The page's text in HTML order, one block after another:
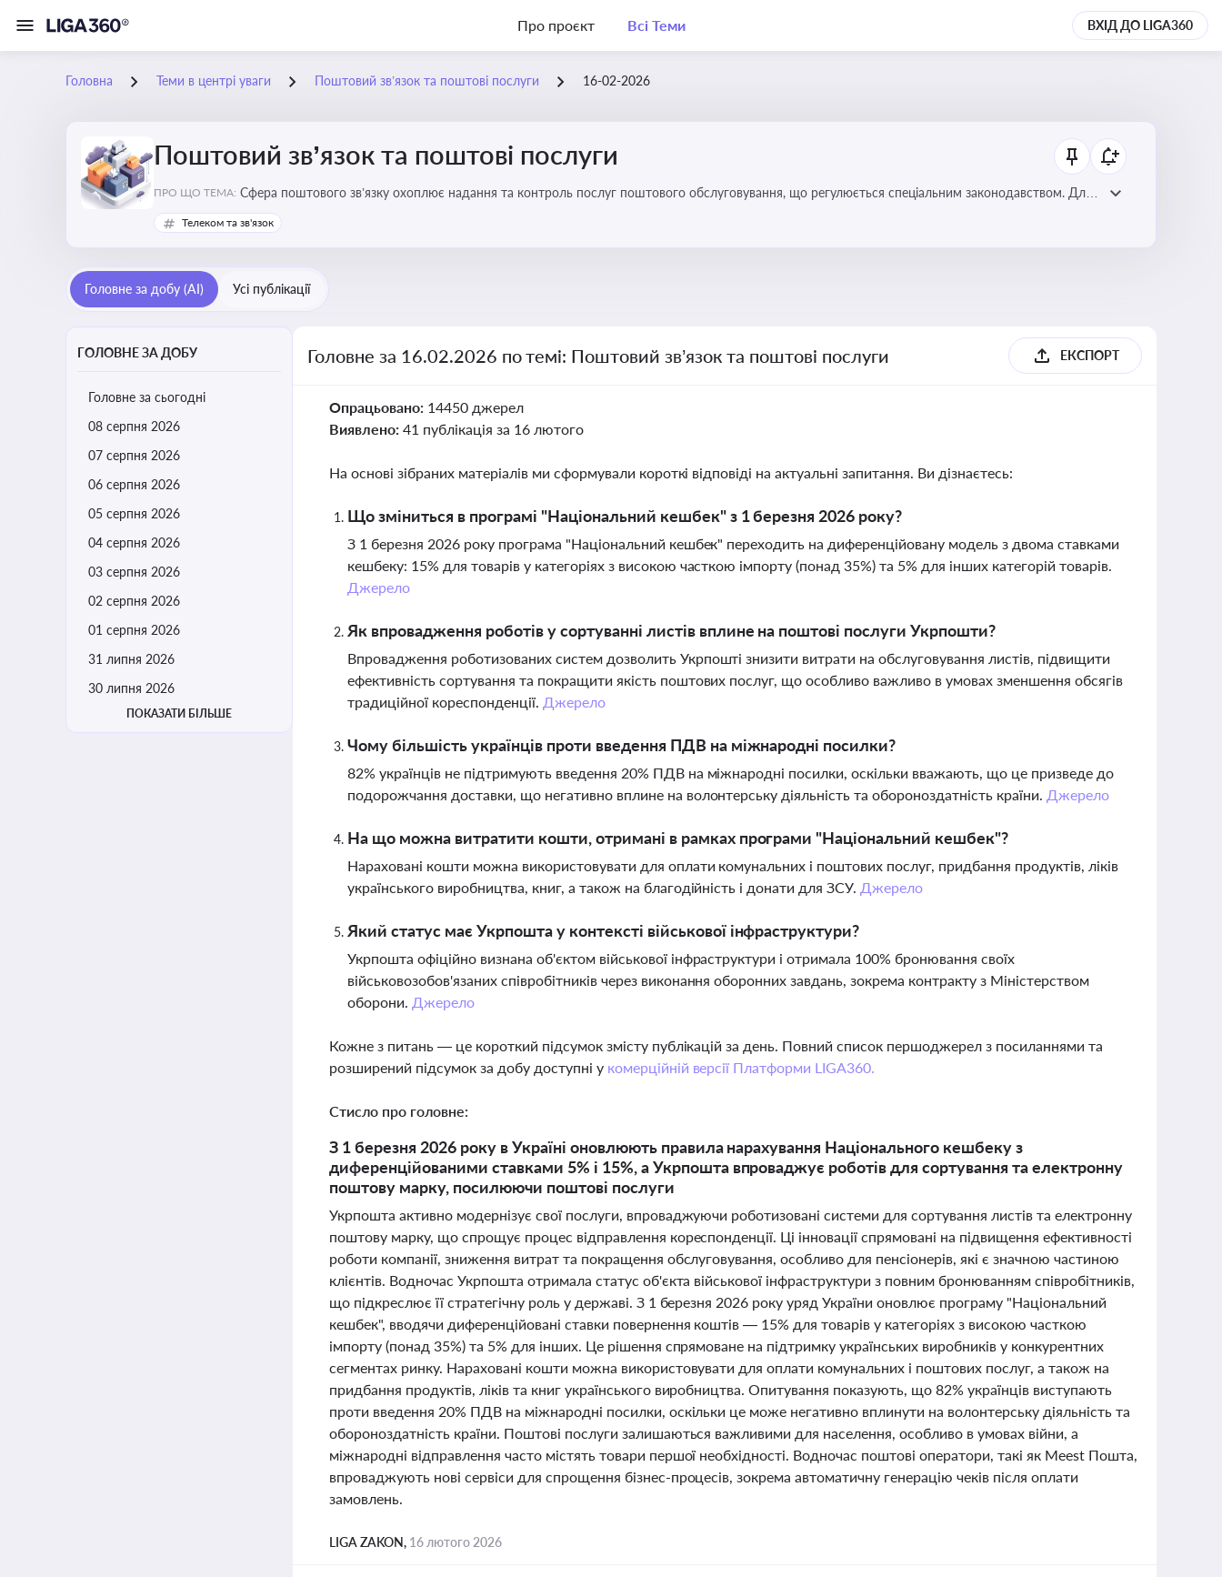
Про проєкт Всі Теми ВХІД ДО LIGA360
Головна Теми в центрі уваги Поштовий зв’язок та поштові послуги 16-02-2026
Поштовий зв’язок та поштові послуги
ПРО ЩО ТЕМА: Сфера поштового зв’язку охоплює надання та контроль послуг поштового обслуговування, що регулюється спеціальним законодавством. Для
бізнесу та юристів це важливо для дотримання ліцензійних умов, участі в державних реєстрах і забезпечення прав споживачів.
Телеком та зв'язок
Головне за добу (AI) Усі публікації
ГОЛОВНЕ ЗА ДОБУ
Головне за сьогодні
08 серпня 2026
07 серпня 2026
06 серпня 2026
05 серпня 2026
04 серпня 2026
03 серпня 2026
02 серпня 2026
01 серпня 2026
31 липня 2026
30 липня 2026
ПОКАЗАТИ БІЛЬШЕ
Головне за 16.02.2026 по темі: Поштовий зв’язок та поштові послуги ЕКСПОРТ
Опрацьовано: 14450 джерел
Виявлено: 41 публікація за 16 лютого
На основі зібраних матеріалів ми сформували короткі відповіді на актуальні запитання. Ви дізнаєтесь:
Що зміниться в програмі "Національний кешбек" з 1 березня 2026 року?
З 1 березня 2026 року програма "Національний кешбек" переходить на диференційовану модель з двома ставками
кешбеку: 15% для товарів у категоріях з високою часткою імпорту (понад 35%) та 5% для інших категорій товарів.
Джерело
Як впровадження роботів у сортуванні листів вплине на поштові послуги Укрпошти?
Впровадження роботизованих систем дозволить Укрпошті знизити витрати на обслуговування листів, підвищити
ефективність сортування та покращити якість поштових послуг, що особливо важливо в умовах зменшення обсягів
традиційної кореспонденції. Джерело
Чому більшість українців проти введення ПДВ на міжнародні посилки?
82% українців не підтримують введення 20% ПДВ на міжнародні посилки, оскільки вважають, що це призведе до
подорожчання доставки, що негативно вплине на волонтерську діяльність та обороноздатність країни. Джерело
На що можна витратити кошти, отримані в рамках програми "Національний кешбек"?
Нараховані кошти можна використовувати для оплати комунальних і поштових послуг, придбання продуктів, ліків
українського виробництва, книг, а також на благодійність і донати для ЗСУ. Джерело
Який статус має Укрпошта у контексті військової інфраструктури?
Укрпошта офіційно визнана об'єктом військової інфраструктури і отримала 100% бронювання своїх
військовозобов'язаних співробітників через виконання оборонних завдань, зокрема контракту з Міністерством
оборони. Джерело
Кожне з питань — це короткий підсумок змісту публікацій за день. Повний список першоджерел з посиланнями та
розширений підсумок за добу доступні у комерційній версії Платформи LIGA360.
Стисло про головне:
З 1 березня 2026 року в Україні оновлюють правила нарахування Національного кешбеку з
диференційованими ставками 5% і 15%, а Укрпошта впроваджує роботів для сортування та електронну
поштову марку, посилюючи поштові послуги
Укрпошта активно модернізує свої послуги, впроваджуючи роботизовані системи для сортування листів та електронну
поштову марку, що спрощує процес відправлення кореспонденції. Ці інновації спрямовані на підвищення ефективності
роботи компанії, зниження витрат та покращення обслуговування, особливо для пенсіонерів, які є значною частиною
клієнтів. Водночас Укрпошта отримала статус об'єкта військової інфраструктури з повним бронюванням співробітників,
що підкреслює її стратегічну роль у державі. З 1 березня 2026 року уряд України оновлює програму "Національний
кешбек", вводячи диференційовані ставки повернення коштів — 15% для товарів у категоріях з високою часткою
імпорту (понад 35%) та 5% для інших. Це рішення спрямоване на підтримку українських виробників у конкурентних
сегментах ринку. Нараховані кошти можна використовувати для оплати комунальних і поштових послуг, а також на
придбання продуктів, ліків та книг українського виробництва. Опитування показують, що 82% українців виступають
проти введення 20% ПДВ на міжнародні посилки, оскільки це може негативно вплинути на волонтерську діяльність та
обороноздатність країни. Поштові послуги залишаються важливими для населення, особливо в умовах війни, а
міжнародні відправлення часто містять товари першої необхідності. Водночас поштові оператори, такі як Meest Пошта,
впроваджують нові сервіси для спрощення бізнес-процесів, зокрема автоматичну генерацію чеків після оплати
замовлень.
LIGA ZAKON, 16 лютого 2026